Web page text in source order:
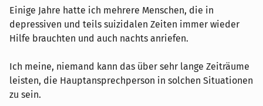
Einige Jahre hatte ich mehrere Menschen, die in
depressiven und teils suizidalen Zeiten immer wieder
Hilfe brauchten und auch nachts anriefen.
Ich meine, niemand kann das über sehr lange Zeiträume
leisten, die Hauptansprechperson in solchen Situationen
zu sein.